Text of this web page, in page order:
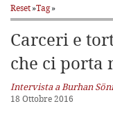
Reset»Tag»
Carceri e
che ci porta
Intervista a Burhan
18 Ottobre 2016